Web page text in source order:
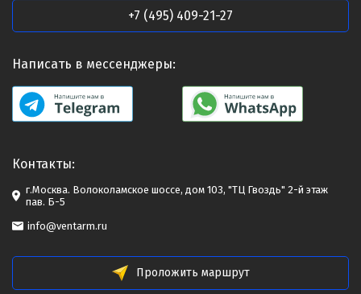
+7 (495) 409-21-27
Написать в мессенджеры:
Контакты:
г.Москва. Волоколамское шоссе, дом 103, "ТЦ Гвоздь" 2-й этаж
пав. Б-5
info@ventarm.ru
Проложить маршрут